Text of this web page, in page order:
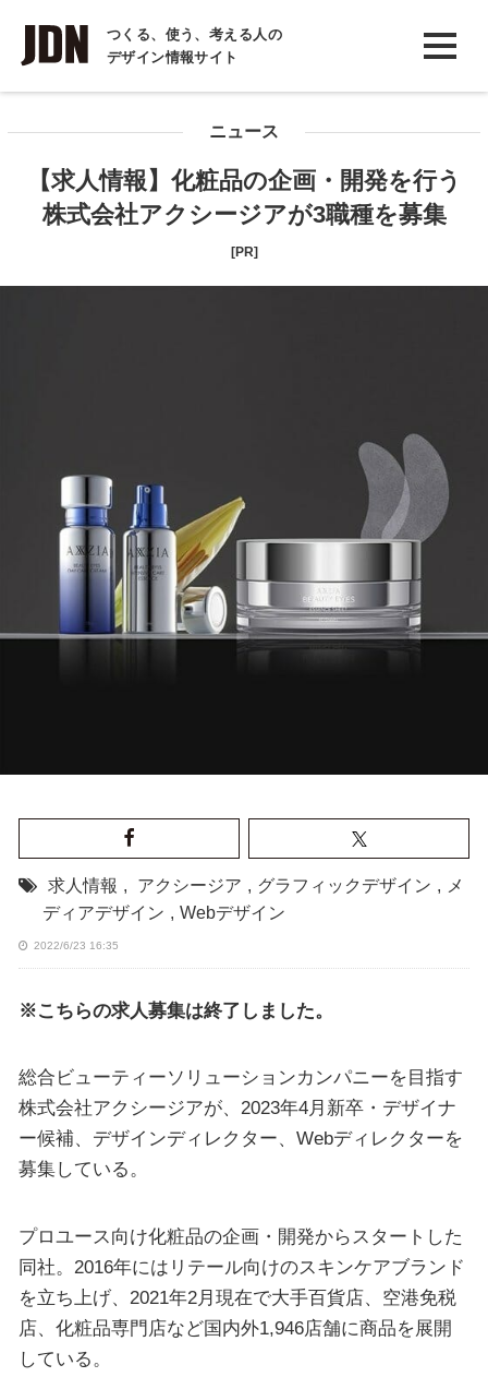
つくる、使う、考える人の
デザイン情報サイト
INTERVIEW
インタビュー
COLUMN
ニュース
【求人情報】化粧品の企画・開発を行う
株式会社アクシージアが3職種を募集
[PR]
求人情報 , アクシージア , グラフィックデザイン , メ
ディアデザイン , Webデザイン
2022/6/23 16:35
※こちらの求人募集は終了しました。
総合ビューティーソリューションカンパニーを目指す
株式会社アクシージアが、2023年4月新卒・デザイナ
ー候補、デザインディレクター、Webディレクターを
募集している。
プロユース向け化粧品の企画・開発からスタートした
同社。2016年にはリテール向けのスキンケアブランド
を立ち上げ、2021年2月現在で大手百貨店、空港免税
店、化粧品専門店など国内外1,946店舗に商品を展開
している。